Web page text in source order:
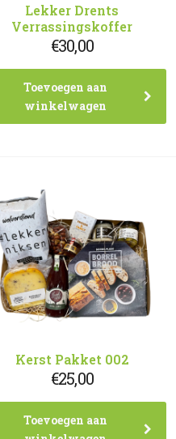
Lekker Drents
Verrassingskoffer
€30,00
Toevoegen aan
winkelwagen
Kerst Pakket 002
€25,00
Toevoegen aan